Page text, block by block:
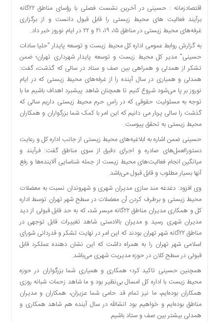
نفت
انرژی
فناوری
منظقه
دسترسی
سریع
تماس
درباره
کتاب
پلیس،امنیت
جامعه
گرایی
رسید
اخبار
سایت
اجتماعی
اقتصادی
اقتصادزمانه : حسینی در آخرین نشست فصلی با رؤسای مناطق ۲۲گانه
برآیند فعالیت های محیط زیستی را قابل قبول دانست و از برگزاری
غرفه‌های محیط زیستی در مناطق ۱۵، ۱۹، ۲۱ و ۲۲ در ایام نوروز خبر داد.
به گزارش روابط عمومی اداره کل محیط زیست و توسعه پایدار “حلیا سادات
حسینی” مدیر کل محیط زیست و توسعه پایدار شهرداری تهران؛ ضمن
تشکر از همدلی و همراهی بین صف و ستاد در سالی که گذشت، گفت:
همدلی و همیاری در سال آینده را از غرفه‌های محیط زیستی که در ایام
نوروز بر پا می‌شود شروع کنیم تا همچنان شاهد پیشبرد اهداف باشیم ما با
توجه به مسئولیت حقوقی که در راس حرم محیط زیستی داریم سالی که
گذشت را سالی پربار می دانیم که این امر با کمک شما بزرگواران و همکاران
محیط زیستی به تحقق پیوست.
حسینی ضمن اشاره به ابلاغیه‌های محیط زیستی از جانب اداره کل و رعایت
دستورالعمل‌های صادره و اجرای دقیق از سوی مناطق گفت: فرآیند و
میانگین انجام فعالیت‌های محیط زیست از جمله شناسایی آلاینده‌ها و رفع
آنها بسیار مطلوب و قابل قبول می‌باشد.
وی افزود: دغدغه مند سازی مدیران شهری و شهروندان نسبت به معضلات
محیط زیستی و برطرف کردن آن معضلات در سطح شهر تهران توسط اداره
کل و همکاری مدیران مناطق ۲۲گانه میسر شد، که به حد قابل قبولی از دید
مدیران شهری رسید و مدیران بالادستی شاهد تغییرات قابل توجهی در
مناطق ۲۲گانه شهر تهران بودند که این امر در نهایت تشکر و قدردانی شورای
اسلامی شهر تهران را به همراه داشت که این نشان دهنده عملکرد قابل
قبولی در سطح کلان در حوزه مدیریت شهری می‌باشد.
همچنین حسینی تاکید کرد؛ همکاری و همیاری شما بزرگواران در حوزه
محیط زیست با اداره کل امسال بی‌نظیر بود و ما شاهد زحمات شبانه روزی
همکاران بوده‌ایم، ما نیز تمام قد حامی شما عزیزان، همکاران و مدیران
مناطق بوده‌ایم و خواهیم بود انشالله در سال آینده هم شاهد همکاری و
همدلی بیشتر بین صف و ستاد باشیم.